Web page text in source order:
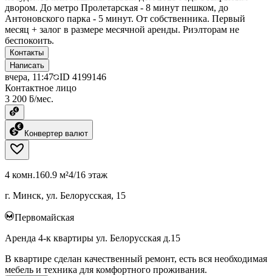
двором. До метро Пролетарская - 8 минут пешком, до
Антоновского парка - 5 минут. От собственника. Первый
месяц + залог в размере месячной аренды. Риэлторам не
беспокоить.
Контакты
Написать
вчера, 11:47 ID 4199146
Контактное лицо
3 200 ƃ/мес.
Конвертер валют
4 комн.160.9 м²4/16 этаж
г. Минск, ул. Белорусская, 15
Первомайская
Аренда 4-к квартиры ул. Белорусская д.15
В квартире сделан качественный ремонт, есть вся необходимая
мебель и техника для комфортного проживания.